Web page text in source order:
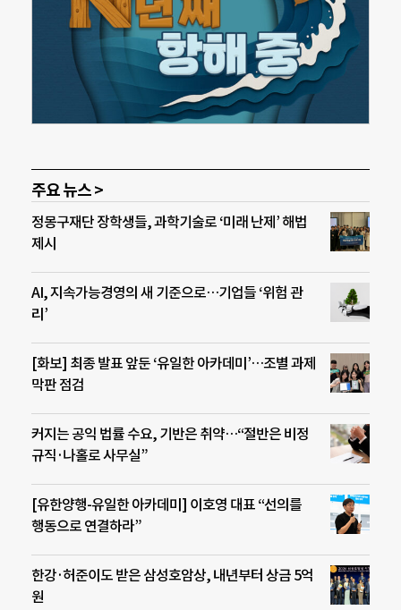
주요 뉴스 >
정몽구재단 장학생들, 과학기술로 ‘미래 난제’ 해법
제시
AI, 지속가능경영의 새 기준으로…기업들 ‘위험 관
리’
[화보] 최종 발표 앞둔 ‘유일한 아카데미’…조별 과제
막판 점검
커지는 공익 법률 수요, 기반은 취약…“절반은 비정
규직·나홀로 사무실”
[유한양행-유일한 아카데미] 이호영 대표 “선의를
행동으로 연결하라”
한강·허준이도 받은 삼성호암상, 내년부터 상금 5억
원